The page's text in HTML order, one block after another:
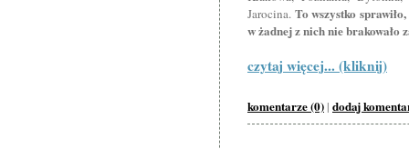
Jarocina. To wszystko
w żadnej z nich nie brakowało
czytaj więcej... (kliknij)
komentarze (0) | dodaj